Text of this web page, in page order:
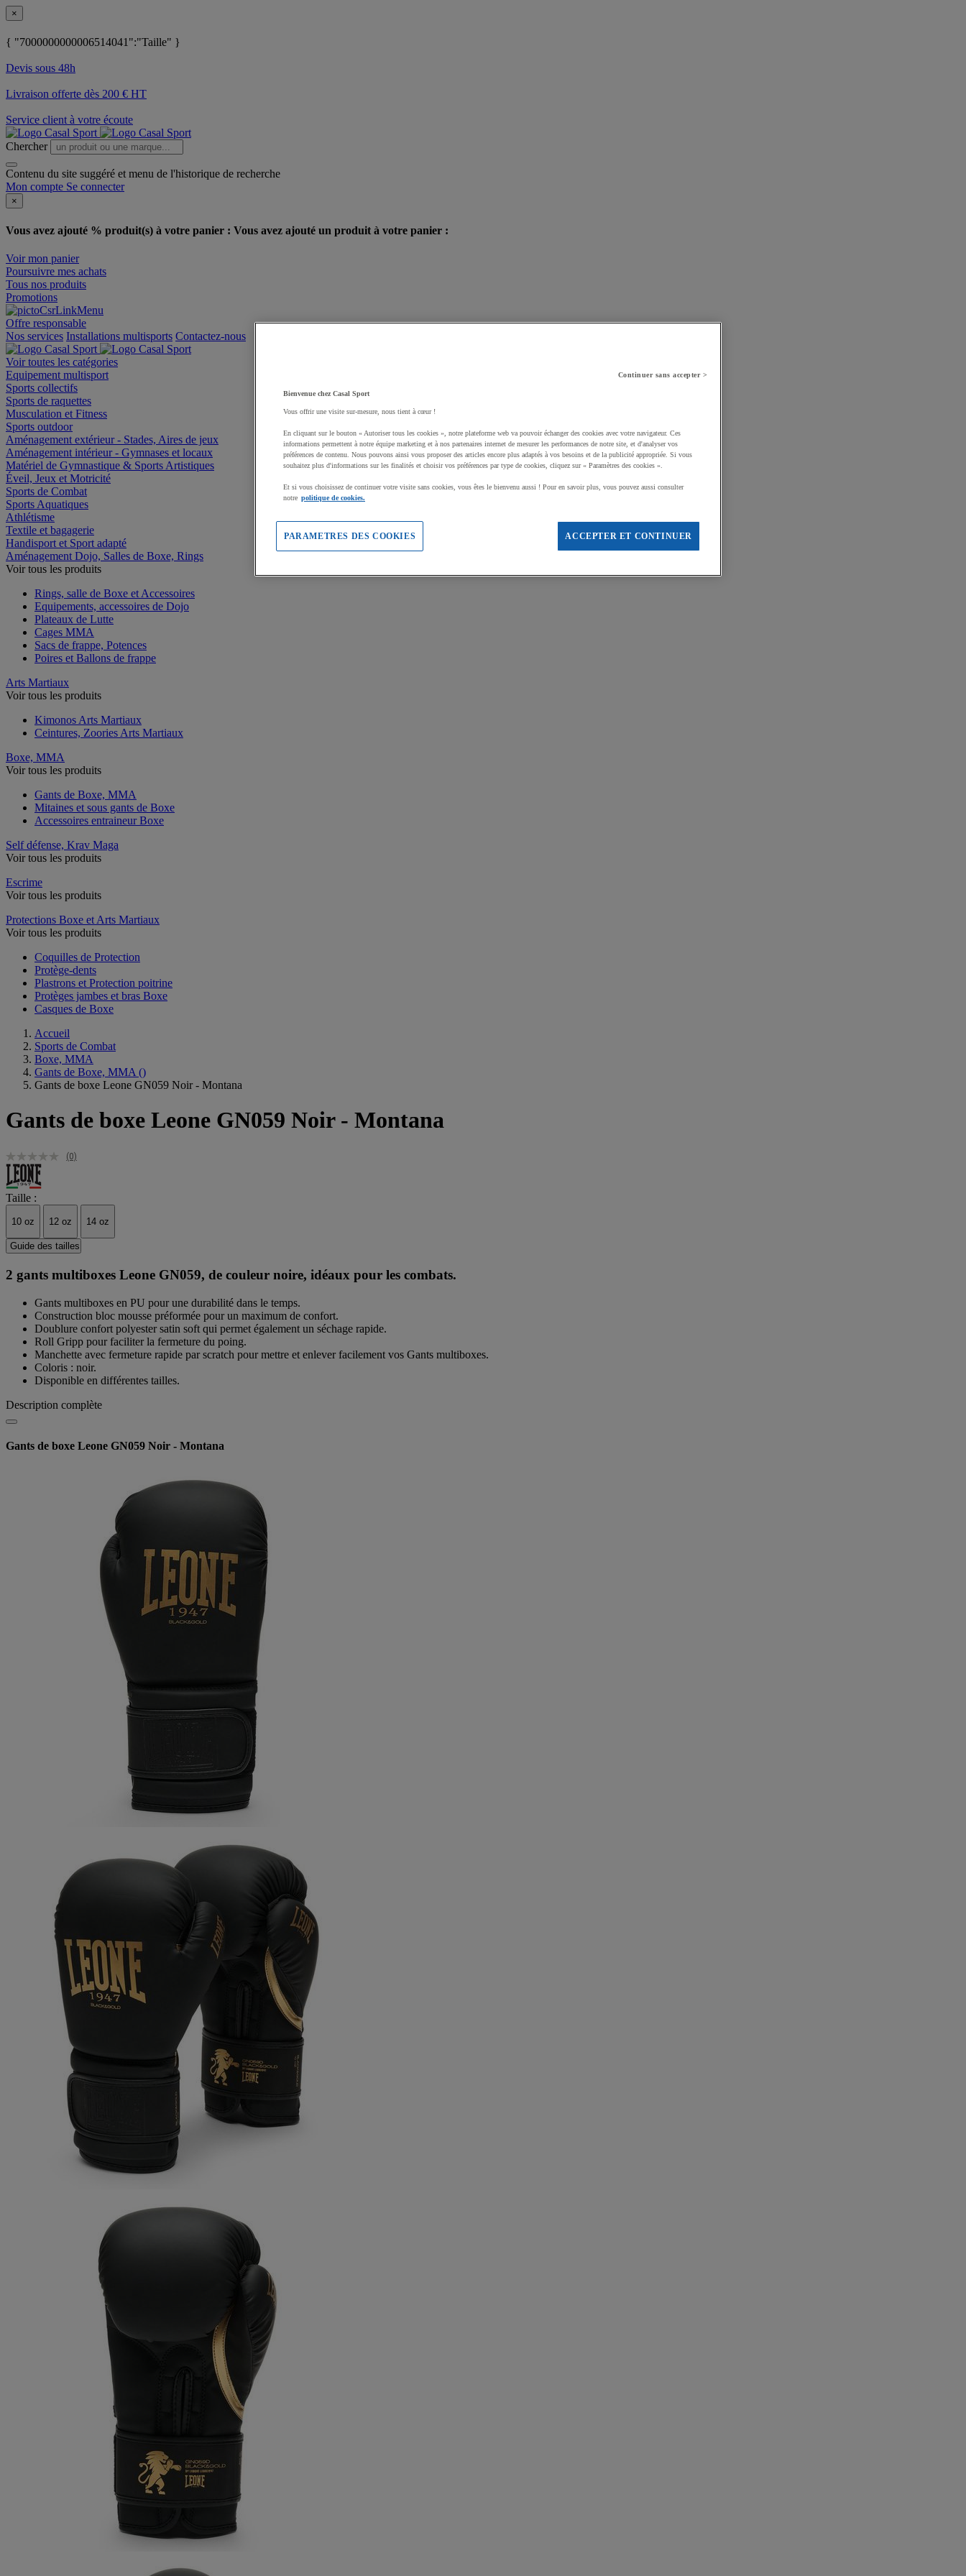
×
{ "7000000000006514041":"Taille" }
Devis sous 48h
Livraison offerte dès 200 € HT
Service client à votre écoute
Chercher
Contenu du site suggéré et menu de l'historique de recherche
Mon compte Se connecter
×
Vous avez ajouté % produit(s) à votre panier : Vous avez ajouté un produit à votre panier :
Voir mon panier
Poursuivre mes achats
Tous nos produits
Promotions
Offre responsable
Nos services Installations multisports Contactez-nous
Voir toutes les catégories
Equipement multisport
Sports collectifs
Sports de raquettes
Musculation et Fitness
Sports outdoor
Aménagement extérieur - Stades, Aires de jeux
Aménagement intérieur - Gymnases et locaux
Matériel de Gymnastique & Sports Artistiques
Éveil, Jeux et Motricité
Sports de Combat
Sports Aquatiques
Athlétisme
Textile et bagagerie
Handisport et Sport adapté
Aménagement Dojo, Salles de Boxe, Rings
Voir tous les produits
Rings, salle de Boxe et Accessoires
Equipements, accessoires de Dojo
Plateaux de Lutte
Cages MMA
Sacs de frappe, Potences
Poires et Ballons de frappe
Arts Martiaux
Voir tous les produits
Kimonos Arts Martiaux
Ceintures, Zoories Arts Martiaux
Boxe, MMA
Voir tous les produits
Gants de Boxe, MMA
Mitaines et sous gants de Boxe
Accessoires entraineur Boxe
Self défense, Krav Maga
Voir tous les produits
Escrime
Voir tous les produits
Protections Boxe et Arts Martiaux
Voir tous les produits
Coquilles de Protection
Protège-dents
Plastrons et Protection poitrine
Protèges jambes et bras Boxe
Casques de Boxe
Accueil
Sports de Combat
Boxe, MMA
Gants de Boxe, MMA ()
Gants de boxe Leone GN059 Noir - Montana
Gants de boxe Leone GN059 Noir - Montana
(0)
Taille :
10 oz 12 oz 14 oz
Guide des tailles
2 gants multiboxes Leone GN059, de couleur noire, idéaux pour les combats.
Gants multiboxes en PU pour une durabilité dans le temps.
Construction bloc mousse préformée pour un maximum de confort.
Doublure confort polyester satin soft qui permet également un séchage rapide.
Roll Gripp pour faciliter la fermeture du poing.
Manchette avec fermeture rapide par scratch pour mettre et enlever facilement vos Gants multiboxes.
Coloris : noir.
Disponible en différentes tailles.
Description complète
Gants de boxe Leone GN059 Noir - Montana
Continuer sans accepter >
Bienvenue chez Casal Sport
Vous offrir une visite sur-mesure, nous tient à cœur !
En cliquant sur le bouton « Autoriser tous les cookies », notre plateforme web va pouvoir échanger des cookies avec votre navigateur. Ces
informations permettent à notre équipe marketing et à nos partenaires internet de mesurer les performances de notre site, et d'analyser vos
préférences de contenu. Nous pouvons ainsi vous proposer des articles encore plus adaptés à vos besoins et de la publicité appropriée. Si vous
souhaitez plus d'informations sur les finalités et choisir vos préférences par type de cookies, cliquez sur « Paramètres des cookies ».
Et si vous choisissez de continuer votre visite sans cookies, vous êtes le bienvenu aussi ! Pour en savoir plus, vous pouvez aussi consulter
notre politique de cookies.
ACCEPTER ET CONTINUER
PARAMETRES DES COOKIES